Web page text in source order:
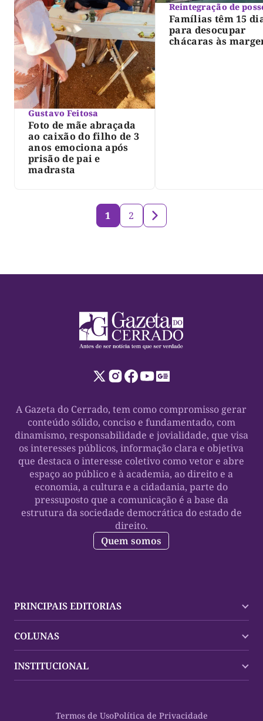
Gustavo Feitosa
Foto de mãe abraçada
ao caixão do filho de 3
anos emociona após
prisão de pai e
madrasta
Reintegração de
Famílias têm 15
para desocupar
chácaras às
1 2
A Gazeta do Cerrado, tem como compromisso gerar
conteúdo sólido, conciso e fundamentado, com
dinamismo, responsabilidade e jovialidade, que visa
os interesses públicos, informação clara e objetiva
que destaca o interesse coletivo como vetor e abre
espaço ao público e à academia, ao direito e a
economia, a cultura e a cidadania, parte do
pressuposto que a comunicação é a base da
estrutura da sociedade democrática do estado de
direito.
Quem somos
PRINCIPAIS EDITORIAS
Palmas
Mundo
Oportunidades
COLUNAS
Policial
Planeta Vivo
INSTITUCIONAL
Termos de UsoPolítica de Privacidade